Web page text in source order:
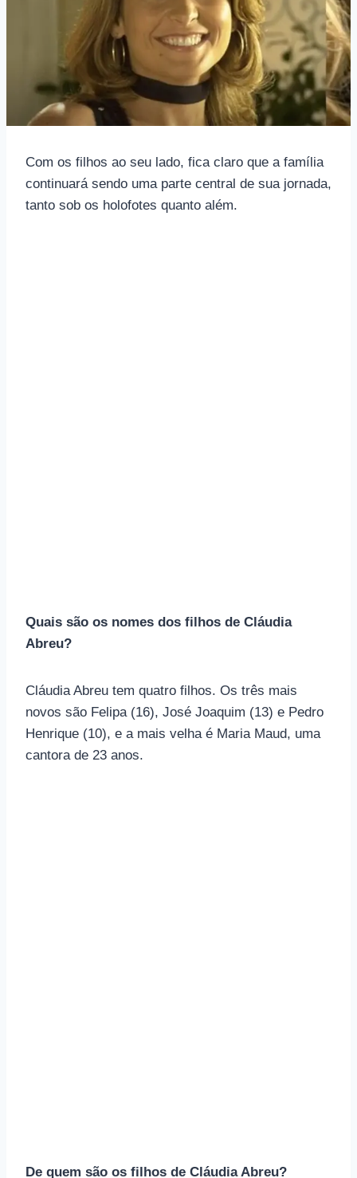
Com os filhos ao seu lado, fica claro que a família
continuará sendo uma parte central de sua jornada,
tanto sob os holofotes quanto além.
Quais são os nomes dos filhos de Cláudia
Abreu?
Cláudia Abreu tem quatro filhos. Os três mais
novos são Felipa (16), José Joaquim (13) e Pedro
Henrique (10), e a mais velha é Maria Maud, uma
cantora de 23 anos.
De quem são os filhos de Cláudia Abreu?